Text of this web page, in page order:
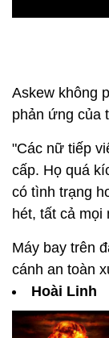
Askew không
phản ứng của
"Các nữ tiếp
cấp. Họ quá
có tình trạng
hét, tất cả
Máy bay trên
cánh an toàn
Hoài Linh